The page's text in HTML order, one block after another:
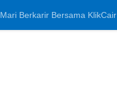
Mari Berkarir Bersama KlikCair